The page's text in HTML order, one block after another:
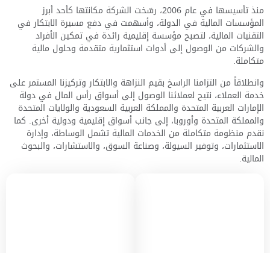
منذ تأسيسها في عام 2006، رسّخت الشركة مكانتها كأحد أبرز
المؤسسات المالية في الدولة، وأسهمت في دفع مسيرة الابتكار في
التقنيات المالية، لتصبح مؤسسة إقليمية رائدة في تمكين الأفراد
والشركات من الوصول إلى أدوات استثمارية متقدمة وحلول مالية
متكاملة.
وانطلاقاً من التزامنا الراسخ بقيم النزاهة والابتكار وتركيزنا المستمر على
خدمة العملاء، نتيح لعملائنا الوصول إلى أسواق رأس المال في دولة
الإمارات العربية المتحدة والمملكة العربية السعودية والولايات المتحدة
والمملكة المتحدة وأوروبا، إلى جانب أسواق إقليمية ودولية أخرى. كما
نقدم منظومة متكاملة من الخدمات المالية تشمل الوساطة، وإدارة
الاستثمارات، وتوفير السيولة، وصناعة السوق، والاستشارات، والبحوث
المالية.